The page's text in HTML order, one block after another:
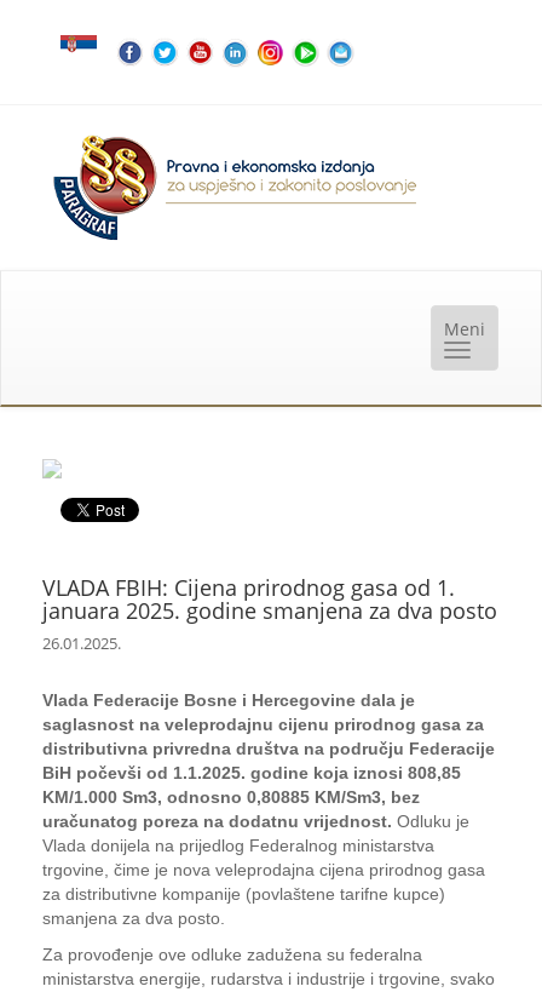
VLADA FBIH: Cijena prirodnog gasa od 1.
januara 2025. godine smanjena za dva posto
26.01.2025.
Vlada Federacije Bosne i Hercegovine dala je
saglasnost na veleprodajnu cijenu prirodnog gasa za
distributivna privredna društva na području Federacije
BiH počevši od 1.1.2025. godine koja iznosi 808,85
KM/1.000 Sm3, odnosno 0,80885 KM/Sm3, bez
uračunatog poreza na dodatnu vrijednost. Odluku je
Vlada donijela na prijedlog Federalnog ministarstva
trgovine, čime je nova veleprodajna cijena prirodnog gasa
za distributivne kompanije (povlaštene tarifne kupce)
smanjena za dva posto.
Za provođenje ove odluke zadužena su federalna
ministarstva energije, rudarstva i industrije i trgovine, svako